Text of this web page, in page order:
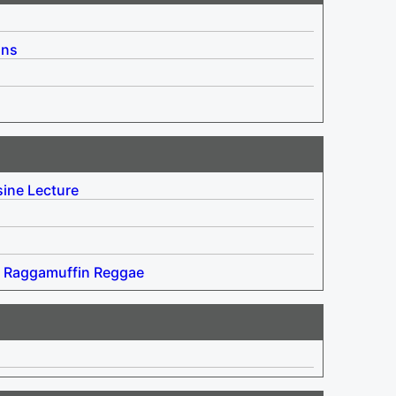
Lecture
Raggamuffin Reggae